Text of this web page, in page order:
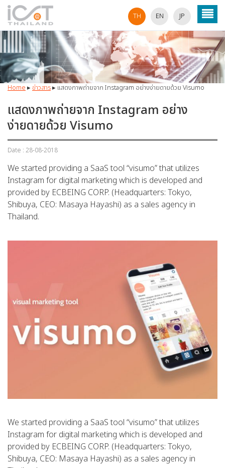
TH EN JP
Home▸ข่าวสาร▸ แสดงภาพถ่ายจาก Instagram อย่างง่ายดายด้วย Visumo
แสดงภาพถ่ายจาก Instagram อย่าง
ง่ายดายด้วย Visumo
Date : 28-08-2018
We started providing a SaaS tool “visumo” that utilizes
Instagram for digital marketing which is developed and
provided by ECBEING CORP. (Headquarters: Tokyo,
Shibuya, CEO: Masaya Hayashi) as a sales agency in
Thailand.
We started providing a SaaS tool “visumo” that utilizes
Instagram for digital marketing which is developed and
provided by ECBEING CORP. (Headquarters: Tokyo,
Shibuya, CEO: Masaya Hayashi) as a sales agency in